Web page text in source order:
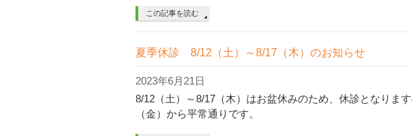
この記事を読む
夏季休診 8/12（土）～8/17（木）のお知らせ
2023年6月21日
8/12（土）～8/17（木）はお盆休みのため、休診となりま
（金）から平常通りです。